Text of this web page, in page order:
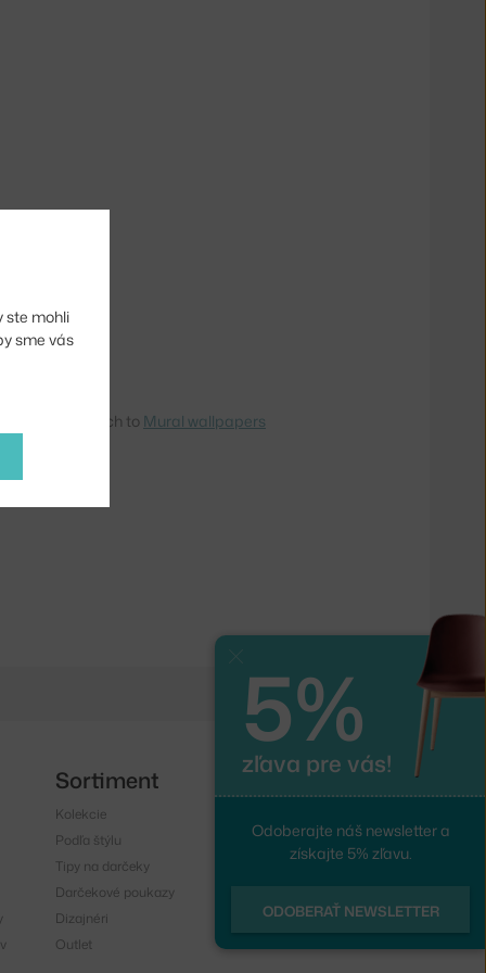
the EU? Switch to Mural wallpapers
ste mohli
sme vás
5%
zľava pre vás!
Odoberajte náš newsletter a
získajte 5% zľavu.
ODOBERAŤ NEWSLETTER
Sortiment
Kolekcie
Podľa štýlu
Tipy na darčeky
Darčekové poukazy
Dizajnéri
Outlet
Sledujte nás
Facebook